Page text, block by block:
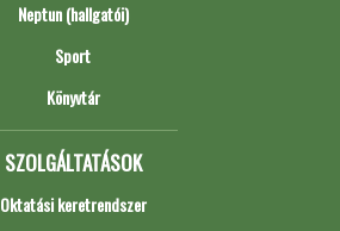
Neptun (hallgatói)
Sport
Könyvtár
SZOLGÁLTATÁSOK
Oktatási keretrendszer